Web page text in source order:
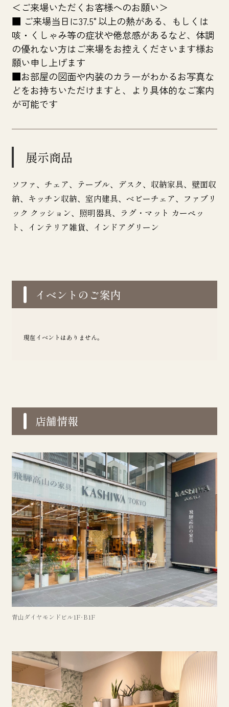
＜ご来場いただくお客様へのお願い＞
■ ご来場当日に37.5°以上の熱がある、もしくは
咳・くしゃみ等の症状や倦怠感があるなど、体調
の優れない方はご来場をお控えくださいます様お
願い申し上げます
■お部屋の図面や内装のカラーがわかるお写真な
どをお持ちいただけますと、より具体的なご案内
が可能です
展示商品
ソファ、チェア、テーブル、デスク、収納家具、壁面収
納、キッチン収納、室内建具、ベビーチェア、ファブリ
ック クッション、照明器具、ラグ・マット カーペッ
ト、インテリア雑貨、インドアグリーン
イベントのご案内
現在イベントはありません。
店舗情報
青山ダイヤモンドビル1F･B1F